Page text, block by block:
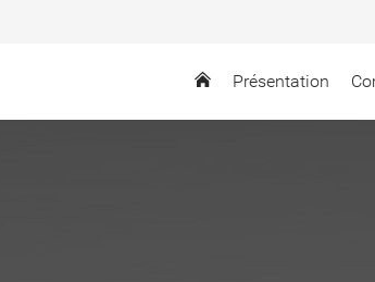
Présentation